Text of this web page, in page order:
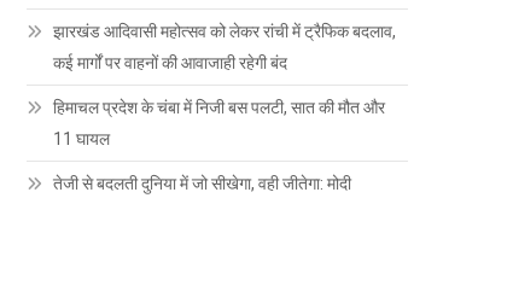
झारखंड आदिवासी महोत्सव को लेकर रांची में ट्रैफिक बदलाव,
कई मार्गों पर वाहनों की आवाजाही रहेगी बंद
हिमाचल प्रदेश के चंबा में निजी बस पलटी, सात की मौत और
11 घायल
तेजी से बदलती दुनिया में जो सीखेगा, वही जीतेगा: मोदी